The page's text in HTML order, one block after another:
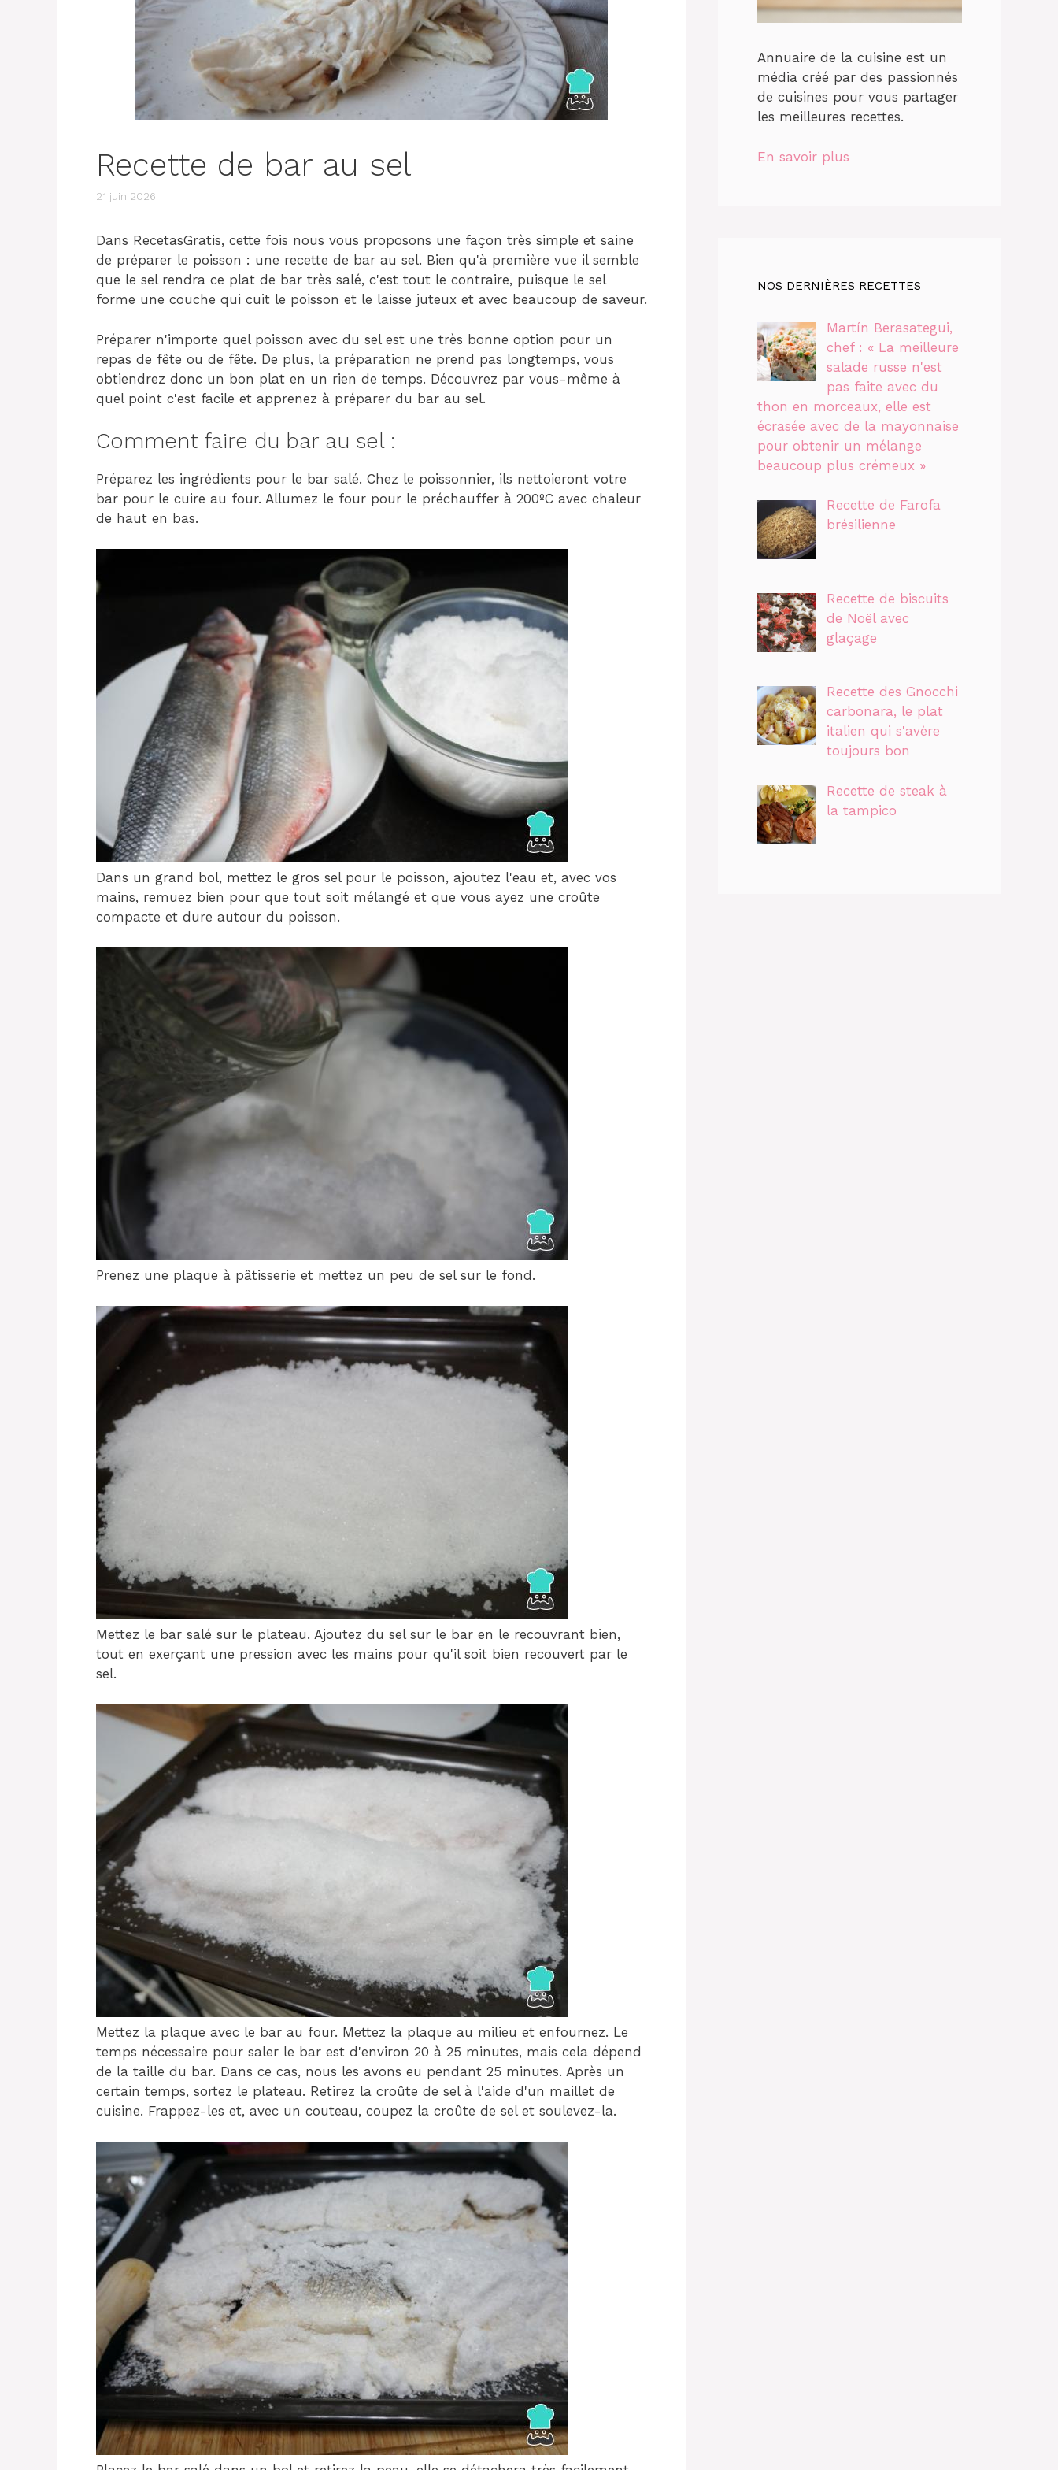
Recette de bar au sel
21 juin 2026
Dans RecetasGratis, cette fois nous vous proposons une façon très simple et saine
de préparer le poisson : une recette de bar au sel. Bien qu'à première vue il semble
que le sel rendra ce plat de bar très salé, c'est tout le contraire, puisque le sel
forme une couche qui cuit le poisson et le laisse juteux et avec beaucoup de saveur.
Préparer n'importe quel poisson avec du sel est une très bonne option pour un
repas de fête ou de fête. De plus, la préparation ne prend pas longtemps, vous
obtiendrez donc un bon plat en un rien de temps. Découvrez par vous-même à
quel point c'est facile et apprenez à préparer du bar au sel.
Comment faire du bar au sel :
Préparez les ingrédients pour le bar salé. Chez le poissonnier, ils nettoieront votre
bar pour le cuire au four. Allumez le four pour le préchauffer à 200ºC avec chaleur
de haut en bas.
Dans un grand bol, mettez le gros sel pour le poisson, ajoutez l'eau et, avec vos
mains, remuez bien pour que tout soit mélangé et que vous ayez une croûte
compacte et dure autour du poisson.
Prenez une plaque à pâtisserie et mettez un peu de sel sur le fond.
Mettez le bar salé sur le plateau. Ajoutez du sel sur le bar en le recouvrant bien,
tout en exerçant une pression avec les mains pour qu'il soit bien recouvert par le
sel.
Mettez la plaque avec le bar au four. Mettez la plaque au milieu et enfournez. Le
temps nécessaire pour saler le bar est d'environ 20 à 25 minutes, mais cela dépend
de la taille du bar. Dans ce cas, nous les avons eu pendant 25 minutes. Après un
certain temps, sortez le plateau. Retirez la croûte de sel à l'aide d'un maillet de
cuisine. Frappez-les et, avec un couteau, coupez la croûte de sel et soulevez-la.
Annuaire de la cuisine est un
média créé par des passionnés
de cuisines pour vous partager
les meilleures recettes.
En savoir plus
NOS DERNIÈRES RECETTES
Martín Berasategui,
chef : « La meilleure
salade russe n'est
pas faite avec du
thon en morceaux, elle est
écrasée avec de la mayonnaise
pour obtenir un mélange
beaucoup plus crémeux »
Recette de Farofa
brésilienne
Recette de biscuits
de Noël avec
glaçage
Recette des Gnocchi
carbonara, le plat
italien qui s'avère
toujours bon
Recette de steak à
la tampico